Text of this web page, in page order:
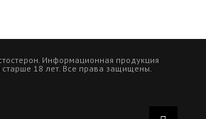
Информационная продукция
старше 18 лет. Все права защищены.